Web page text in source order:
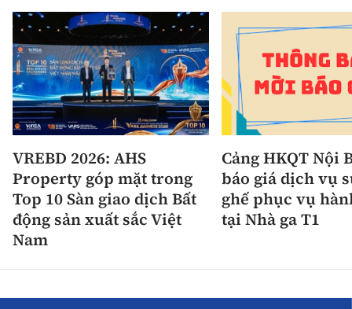
VREBD 2026: AHS
Property góp mặt trong
Top 10 Sàn giao dịch Bất
động sản xuất sắc Việt
Nam
Cảng HKQT Nội
báo giá dịch vụ
ghế phục vụ
tại Nhà ga T1